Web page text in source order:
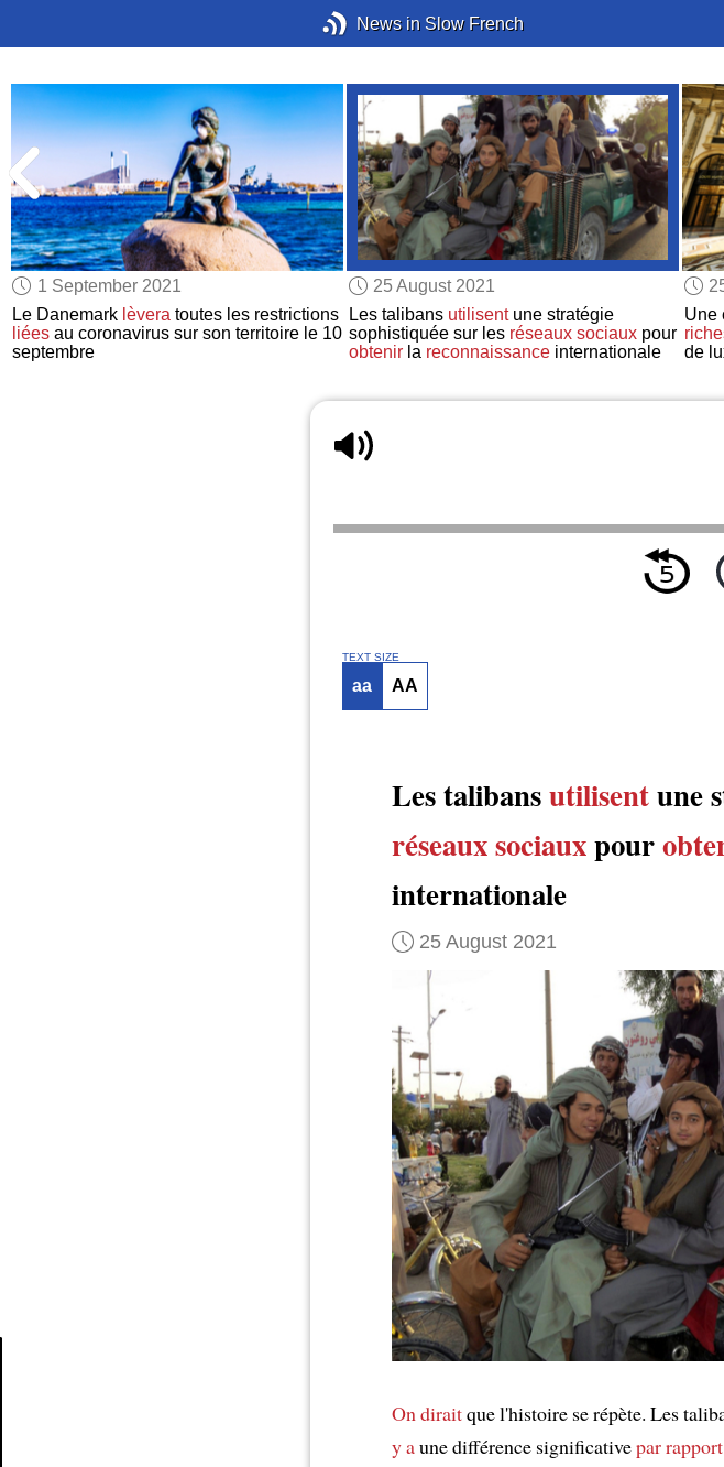
News in Slow French
1 September 2021
Le Danemark lèvera toutes les restrictions
liées au coronavirus sur son territoire le 10
septembre
25 August 2021
Les talibans utilisentune stratégie
sophistiquée sur les réseaux sociauxpour
obtenirla reconnaissanceinternationale
Une
de
TEXT SIZE
aa AA
Les talibansutilisentune
réseaux sociauxpour
internationale
25 August 2021
On diraitque l'histoire se répète. Les
y aune différence significativepar